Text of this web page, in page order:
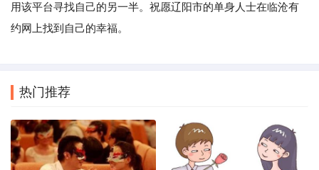
用该平台寻找自己的另一半。祝愿辽阳市的单身人士在临沧有
约网上找到自己的幸福。
热门推荐